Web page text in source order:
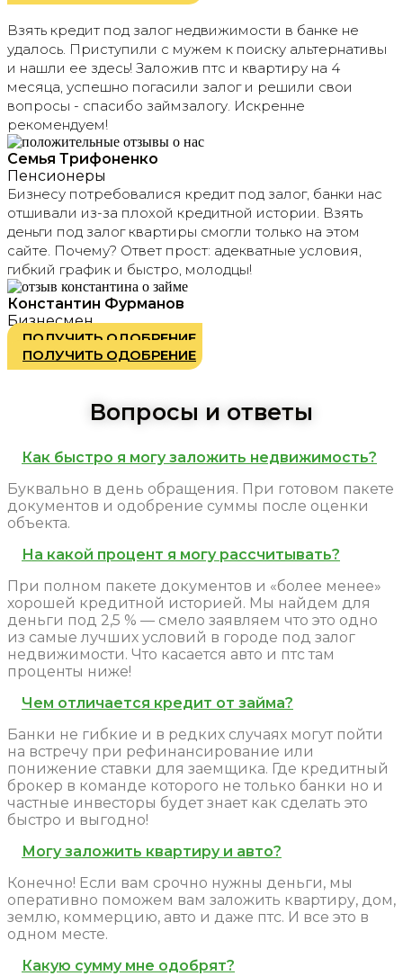
Взять кредит под залог недвижимости в банке не
удалось. Приступили с мужем к поиску альтернативы
и нашли ее здесь! Заложив птс и квартиру на 4
месяца, успешно погасили залог и решили свои
вопросы - спасибо займзалогу. Искренне
рекомендуем!
Семья Трифоненко
Пенсионеры
Бизнесу потребовалися кредит под залог, банки нас
отшивали из-за плохой кредитной истории. Взять
деньги под залог квартиры смогли только на этом
сайте. Почему? Ответ прост: адекватные условия,
гибкий график и быстро, молодцы!
Константин Фурманов
Бизнесмен
ПОЛУЧИТЬ ОДОБРЕНИЕ
ПОЛУЧИТЬ ОДОБРЕНИЕ
Вопросы и ответы
Как быстро я могу заложить недвижимость?
Буквально в день обращения. При готовом пакете
документов и одобрение суммы после оценки
объекта.
На какой процент я могу рассчитывать?
При полном пакете документов и «более менее»
хорошей кредитной историей. Мы найдем для
деньги под 2,5 % — смело заявляем что это одно
из самые лучших условий в городе под залог
недвижимости. Что касается авто и птс там
проценты ниже!
Чем отличается кредит от займа?
Банки не гибкие и в редких случаях могут пойти
на встречу при рефинансирование или
понижение ставки для заемщика. Где кредитный
брокер в команде которого не только банки но и
частные инвесторы будет знает как сделать это
быстро и выгодно!
Могу заложить квартиру и авто?
Конечно! Если вам срочно нужны деньги, мы
оперативно поможем вам заложить квартиру, дом,
землю, коммерцию, авто и даже птс. И все это в
одном месте.
Какую сумму мне одобрят?